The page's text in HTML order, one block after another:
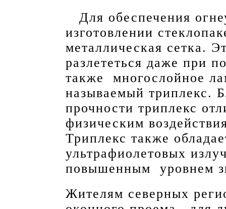
Для обеспечения
изготовлении
металлическая сетка.
разлететься даже при
также многослойное
называемый триплекс.
прочности триплекс
физическим
Триплекс также
ультрафиолетовых
повышенным уровнем
Жителям северных